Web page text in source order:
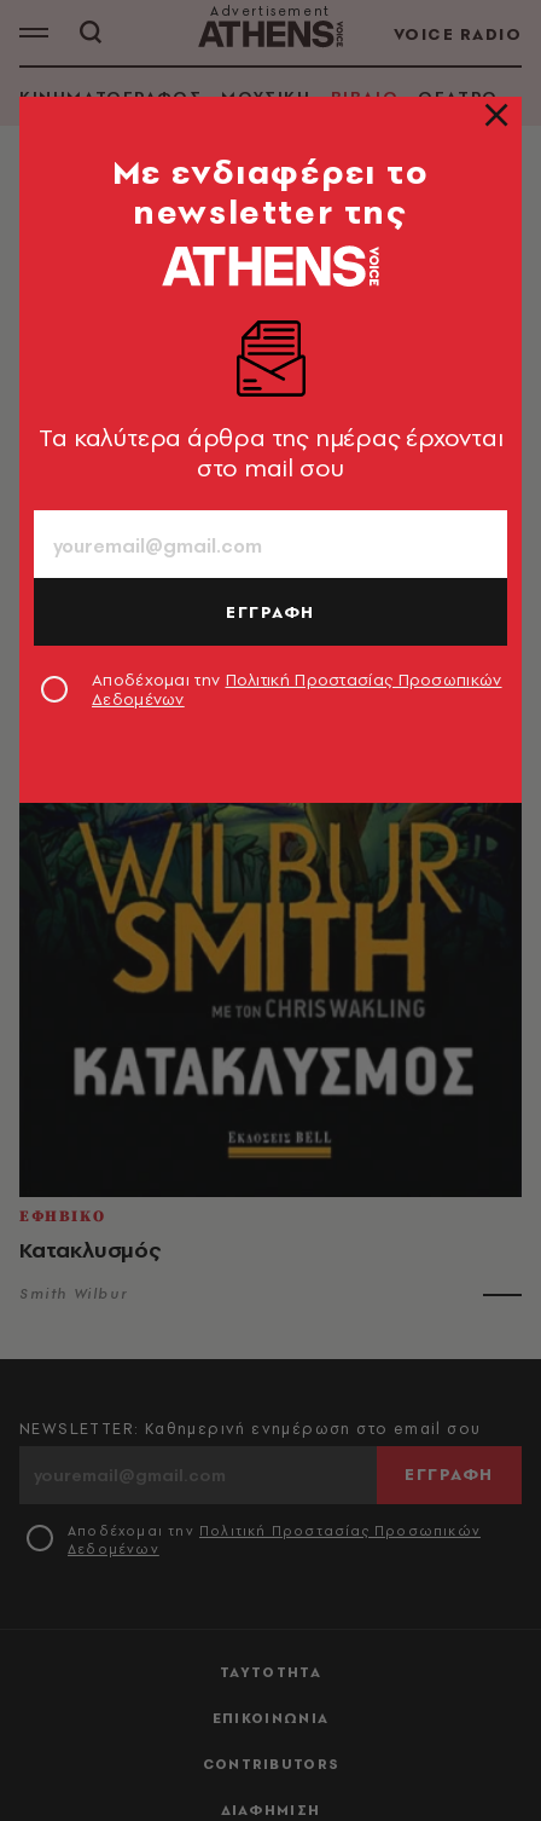
VOICE RADIO
ΚΙΝΗΜΑΤΟΓΡΑΦΟΣ ΜΟΥΣΙΚΗ ΒΙΒΛΙΟ ΘΕΑΤΡΟ -
SMITH WILBUR
ΑΝΑΖΗΤΗΣΗ ΒΙΒΛΙΟΥ
ΕΦΗΒΙΚΟ
Κατακλυσμός
Smith Wilbur
ΤΑΥΤΟΤΗΤΑ
ΕΠΙΚΟΙΝΩΝΙΑ
CONTRIBUTORS
ΔΙΑΦΗΜΙΣΗ
NEWSLETTER: Καθημερινή ενημέρωση στο email σου
ΕΓΓΡΑΦΗ
Αποδέχομαι την Πολιτική Προστασίας Προσωπικών
Δεδομένων
Mε ενδιαφέρει το
newsletter της
Tα καλύτερα άρθρα της ημέρας έρχονται
στο mail σου
ΕΓΓΡΑΦΗ
Αποδέχομαι την Πολιτική Προστασίας Προσωπικών
Δεδομένων